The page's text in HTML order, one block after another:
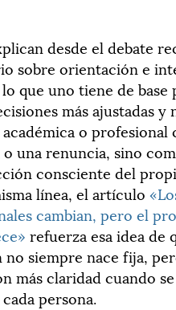
desde el debate
sobre orientación e
que uno tiene de base
más ajustadas y
o profesional
una renuncia, sino
consciente del
línea, el artículo
cambian, pero el
refuerza esa idea de
no siempre nace fija,
más claridad cuando
persona.